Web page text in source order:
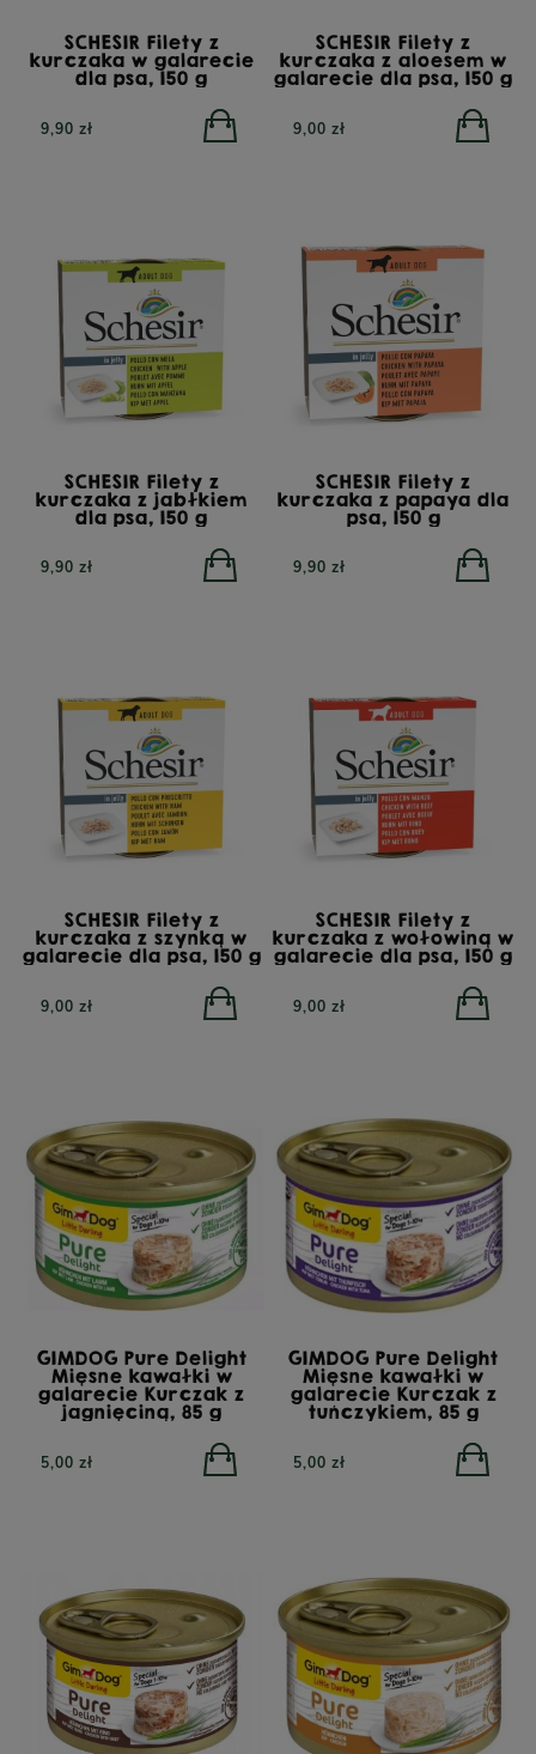
SCHESIR Filety z
kurczaka w galarecie
dla psa, 150 g
9,90 zł
SCHESIR Filety z
kurczaka z aloesem w
galarecie dla psa, 150 g
9,00 zł
SCHESIR Filety z
kurczaka z jabłkiem
dla psa, 150 g
9,90 zł
SCHESIR Filety z
kurczaka z papaya dla
psa, 150 g
9,90 zł
SCHESIR Filety z
kurczaka z szynką w
galarecie dla psa, 150 g
9,00 zł
SCHESIR Filety z
kurczaka z wołowiną w
galarecie dla psa, 150 g
9,00 zł
GIMDOG Pure Delight
Mięsne kawałki w
galarecie Kurczak z
jagnięciną, 85 g
5,00 zł
GIMDOG Pure Delight
Mięsne kawałki w
galarecie Kurczak z
tuńczykiem, 85 g
5,00 zł